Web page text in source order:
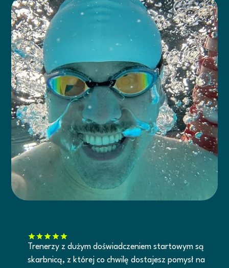
Trenerzy z dużym doświadczeniem startowym są
skarbnicą, z której co chwilę dostajesz pomysł na